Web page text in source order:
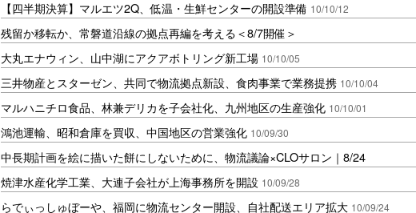
【四半期決算】マルエツ2Q、低温・生鮮センターの開設準備 10/10/12
残留か移転か、常磐道沿線の拠点再編を考える＜8/7開催＞
大丸エナウィン、山中湖にアクアボトリング新工場 10/10/05
三井物産とスターゼン、共同で物流拠点新設、食肉事業で業務提携 10/10/04
マルハニチロ食品、林兼デリカを子会社化、九州地区の生産強化 10/10/01
鴻池運輸、昭和倉庫を買収、中国地区の営業強化 10/09/30
中長期計画を絵に描いた餅にしないために、物流議論×CLOサロン｜8/24
焼津水産化学工業、大連子会社が上海事務所を開設 10/09/28
らでぃっしゅぼーや、福岡に物流センター開設、自社配送エリア拡大 10/09/24